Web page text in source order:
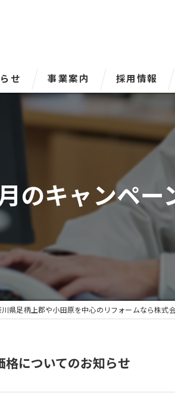
せ 事業案内
LPガス事業
安全にご利用いただくため
ガス料金表
よくある質問
上下水工事事業
ガソリンスタンド事業
リフォーム事業
施工事例
各種修理全般
採用情報
のキャンペ
川県足柄上郡や小田原を中心のリフォームなら株式
格についてのお知らせ